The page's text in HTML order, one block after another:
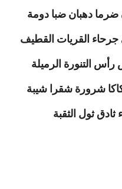
دهبان ضبا دومة
القريات القطيف
التنورة الرميلة
شرورة شقرا شيبة
ثول الثقبة